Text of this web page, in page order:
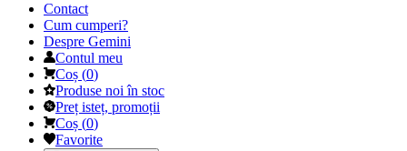
Contact
Cum cumperi?
Despre Gemini
Contul meu
Coș (0)
Produse noi în stoc
Preț isteț, promoții
Coș (0)
Favorite